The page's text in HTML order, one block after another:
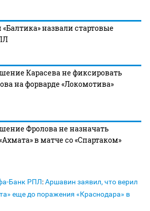
назвали стартовые
Карасева не фиксировать
на форварде «Локомотива»
Фролова не назначать
в матче со «Спартаком»
Банк РПЛ:Аршавин заявил, что верил
еще до поражения «Краснодара» в